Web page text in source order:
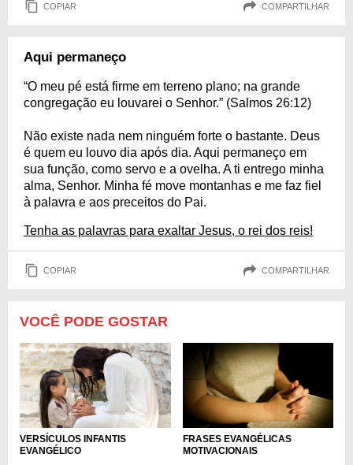
COPIAR COMPARTILHAR
Aqui permaneço
“O meu pé está firme em terreno plano; na grande
congregação eu louvarei o Senhor.” (Salmos 26:12)
Não existe nada nem ninguém forte o bastante. Deus
é quem eu louvo dia após dia. Aqui permaneço em
sua função, como servo e a ovelha. A ti entrego minha
alma, Senhor. Minha fé move montanhas e me faz fiel
à palavra e aos preceitos do Pai.
Tenha as palavras para exaltar Jesus, o rei dos reis!
COPIAR COMPARTILHAR
VOCÊ PODE GOSTAR
VERSÍCULOS INFANTIS
EVANGÉLICO
FRASES EVANGÉLICAS
MOTIVACIONAIS